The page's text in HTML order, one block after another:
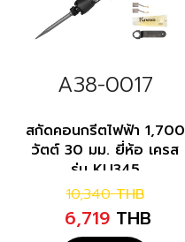
A38-0017
สกัดคอนกรีตไฟฟ้า 1,700
วัตต์ 30 มม. ยี่ห้อ เครส
รุ่น KU345
10,340 THB
6,719 THB